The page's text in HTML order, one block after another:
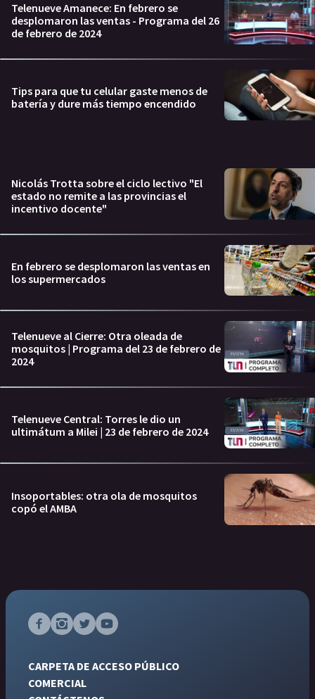
Telenueve Amanece: En febrero se
desplomaron las ventas - Programa del 26
de febrero de 2024
Tips para que tu celular gaste menos de
batería y dure más tiempo encendido
Nicolás Trotta sobre el ciclo lectivo "El
estado no remite a las provincias el
incentivo docente"
En febrero se desplomaron las ventas en
los supermercados
Telenueve al Cierre: Otra oleada de
mosquitos | Programa del 23 de febrero de
2024
Telenueve Central: Torres le dio un
ultimátum a Milei | 23 de febrero de 2024
Insoportables: otra ola de mosquitos
copó el AMBA
CARPETA DE ACCESO PÚBLICO
COMERCIAL